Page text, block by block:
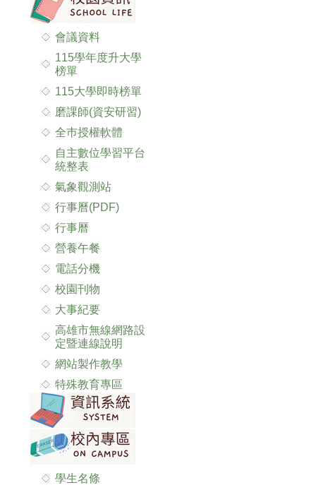
會議資料
115學年度升大學
榜單
115大學即時榜單
磨課師(資安研習)
全巿授權軟體
自主數位學習平台
統整表
氣象觀測站
行事曆(PDF)
行事曆
營養午餐
電話分機
校園刊物
大事紀要
高雄市無線網路設
定暨連線說明
網站製作教學
特殊教育專區
學生名條